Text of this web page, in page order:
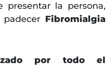
presentar la persona,
Fibromialgia
por todo el